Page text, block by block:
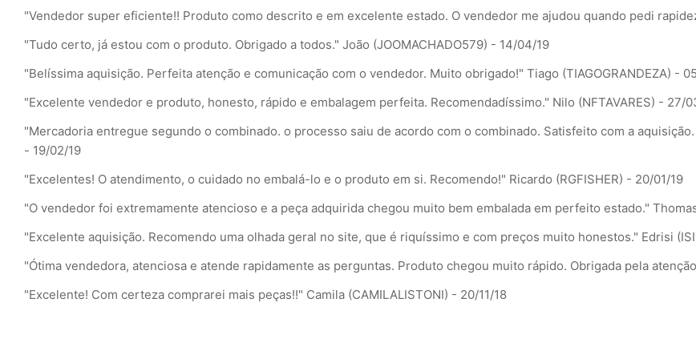
"Vendedor super eficiente!! Produto como descrito e em excelente estado. O vendedor me ajudou quando pedi
"Tudo certo, já estou com o produto. Obrigado a todos." João (JOOMACHADO579) - 14/04/19
"Belíssima aquisição. Perfeita atenção e comunicação com o vendedor. Muito obrigado!" Tiago (TIAGOGRANDEZA) -
"Excelente vendedor e produto, honesto, rápido e embalagem perfeita. Recomendadíssimo." Nilo (NFTAVARES) - 27/
"Mercadoria entregue segundo o combinado. o processo saiu de acordo com o combinado. Satisfeito com a
- 19/02/19
"Excelentes! O atendimento, o cuidado no embalá-lo e o produto em si. Recomendo!" Ricardo (RGFISHER) - 20/01/19
"O vendedor foi extremamente atencioso e a peça adquirida chegou muito bem embalada em perfeito estado."
"Excelente aquisição. Recomendo uma olhada geral no site, que é riquíssimo e com preços muito honestos." Edrisi
"Ótima vendedora, atenciosa e atende rapidamente as perguntas. Produto chegou muito rápido. Obrigada pela
"Excelente! Com certeza comprarei mais peças!!" Camila (CAMILALISTONI) - 20/11/18